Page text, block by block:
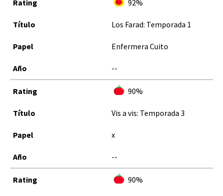
92%
Los Farad: Temporada 1
Enfermera Cuito
--
90%
Vis a vis: Temporada 3
x
--
90%